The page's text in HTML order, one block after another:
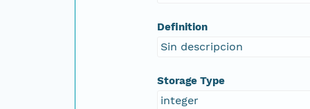
Definition
Sin descripcion
Storage Type
integer